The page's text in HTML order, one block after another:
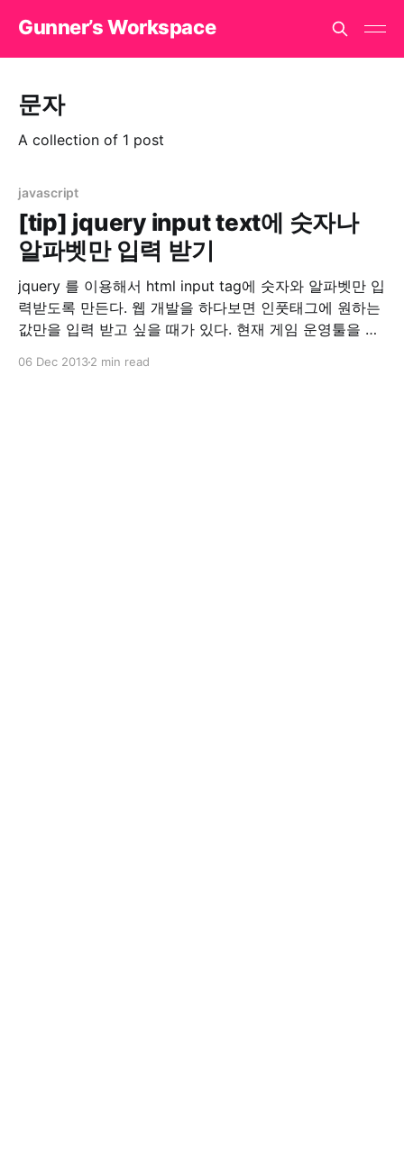
Gunner’s Workspace
문자
A collection of 1 post
javascript
[tip] jquery input text에 숫자나
알파벳만 입력 받기
jquery 를 이용해서 html input tag에 숫자와 알파벳만 입
력받도록 만든다. 웹 개발을 하다보면 인풋태그에 원하는
값만을 입력 받고 싶을 때가 있다. 현재 게임 운영툴을 개
06 Dec 20132 min read